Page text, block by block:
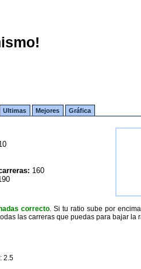
Ultimas Mejores Gráfica
160
correcto. Si tu ratio sube por
las carreras que puedas para bajar la
: 2.5